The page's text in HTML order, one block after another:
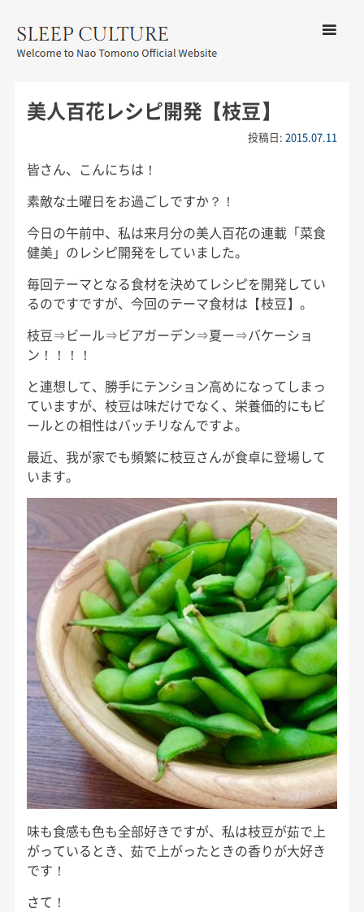
CULTURE
ー
ツへ移動
美人百花レシピ開発【枝豆】
投稿日:2015.07.11
皆さん、こんにちは！
素敵な土曜日をお過ごしですか？！
今日の午前中、私は来月分の美人百花の連載「菜食
健美」のレシピ開発をしていました。
毎回テーマとなる食材を決めてレシピを開発してい
るのですですが、今回のテーマ食材は【枝豆】。
枝豆⇒ビール⇒ビアガーデン⇒夏ー⇒バケーショ
ン！！！！
と連想して、勝手にテンション高めになってしまっ
ていますが、枝豆は味だけでなく、栄養価的にもビ
ールとの相性はバッチリなんですよ。
最近、我が家でも頻繁に枝豆さんが食卓に登場して
います。
味も食感も色も全部好きですが、私は枝豆が茹で上
がっているとき、茹で上がったときの香りが大好き
です！
さて！